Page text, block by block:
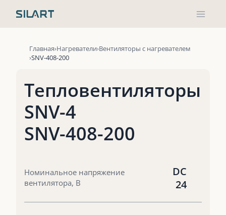
Главная Нагреватели Вентиляторы с нагревателем
SNV-408-200
Тепловентиляторы
SNV-4
SNV-408-200
Номинальное напряжение
вентилятора, В
DC
24